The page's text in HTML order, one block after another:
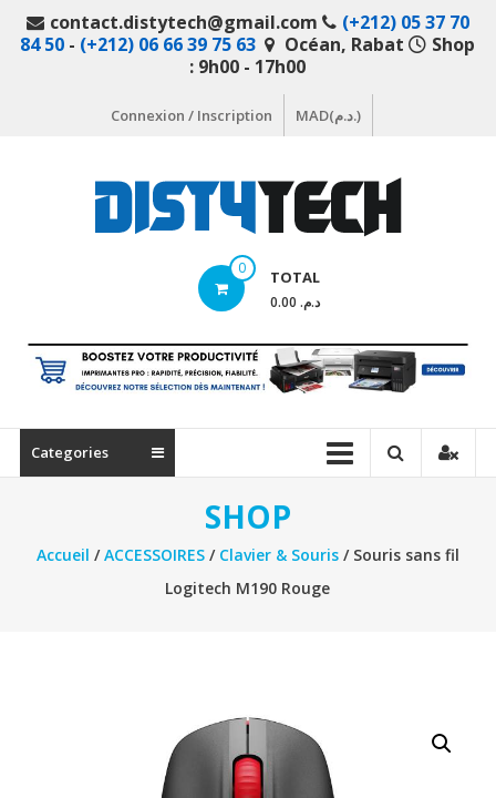
contact.distytech@gmail.com
(+212) 05 37 70
84 50 - (+212) 06 66 39 75 63 Océan, Rabat
Shop
: 9h00 - 17h00
Connexion / Inscription MAD(د.م.)
en
ligne
matériel
informatique
0 TOTAL
د.م. 0.00
Categories
SHOP
Accueil /ACCESSOIRES/ Clavier & Souris/ Souris sans fil
Logitech M190 Rouge